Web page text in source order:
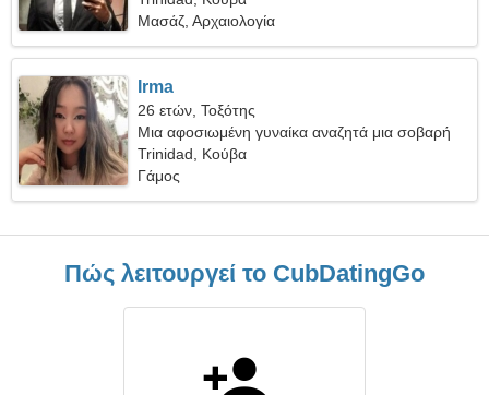
Μασάζ, Αρχαιολογία
Irma
26 ετών, Τοξότης
Μια αφοσιωμένη γυναίκα αναζητά μια σοβαρή
σχέση
Trinidad, Κούβα
Γάμος
Πώς λειτουργεί το CubDatingGo